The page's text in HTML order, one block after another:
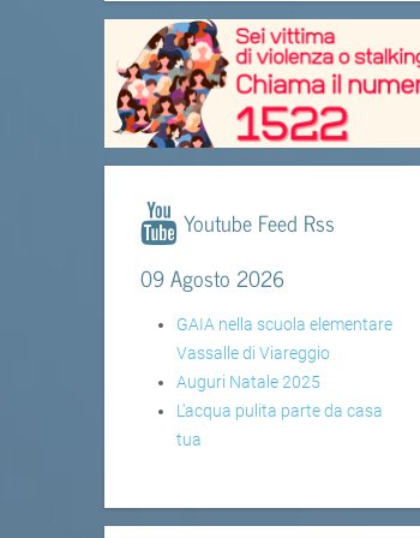
Youtube Feed Rss
09 Agosto 2026
GAIA nella scuola elementare
Vassalle di Viareggio
Auguri Natale 2025
L'acqua pulita parte da casa
tua